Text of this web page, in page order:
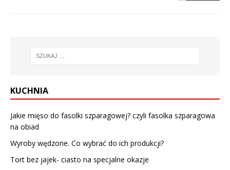
KUCHNIA
Jakie mięso do fasolki szparagowej? czyli fasolka szparagowa
na obiad
Wyroby wędzone. Co wybrać do ich produkcji?
Tort bez jajek- ciasto na specjalne okazje